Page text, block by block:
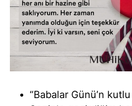
“Babalar Günü’n